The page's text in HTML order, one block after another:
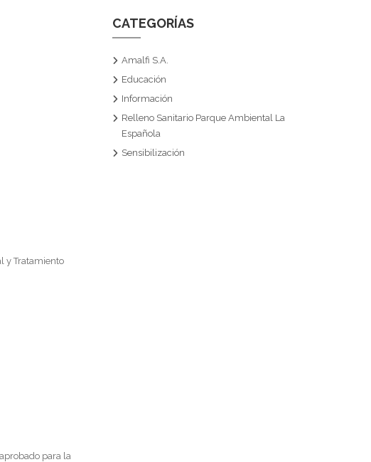
y Tratamiento
para la
CATEGORÍAS
Amalfi S.A.
Educación
Información
Relleno Sanitario Parque Ambiental La
Española
Sensibilización